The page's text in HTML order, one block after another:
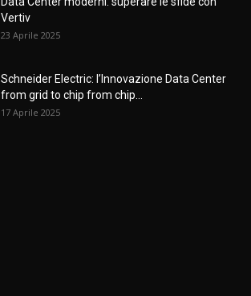
Vertiv
23 Aprile 2025
Schneider Electric: l’Innovazione Data Center
from grid to chip from chip...
17 Aprile 2025